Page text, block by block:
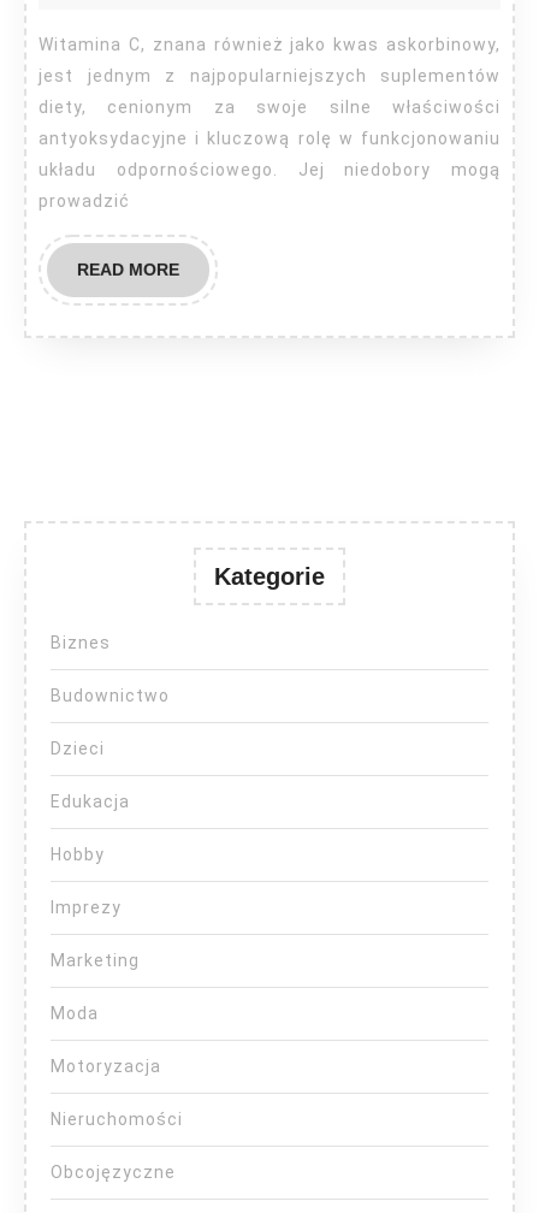
c
Witamina C, znana również jako kwas askorbinowy,
jest jednym z najpopularniejszych suplementów
diety, cenionym za swoje silne właściwości
antyoksydacyjne i kluczową rolę w funkcjonowaniu
układu odpornościowego. Jej niedobory mogą
prowadzić
READ MOREREAD
MORE
Kategorie
Biznes
Budownictwo
Dzieci
Edukacja
Hobby
Imprezy
Marketing
Moda
Motoryzacja
Nieruchomości
Obcojęzyczne